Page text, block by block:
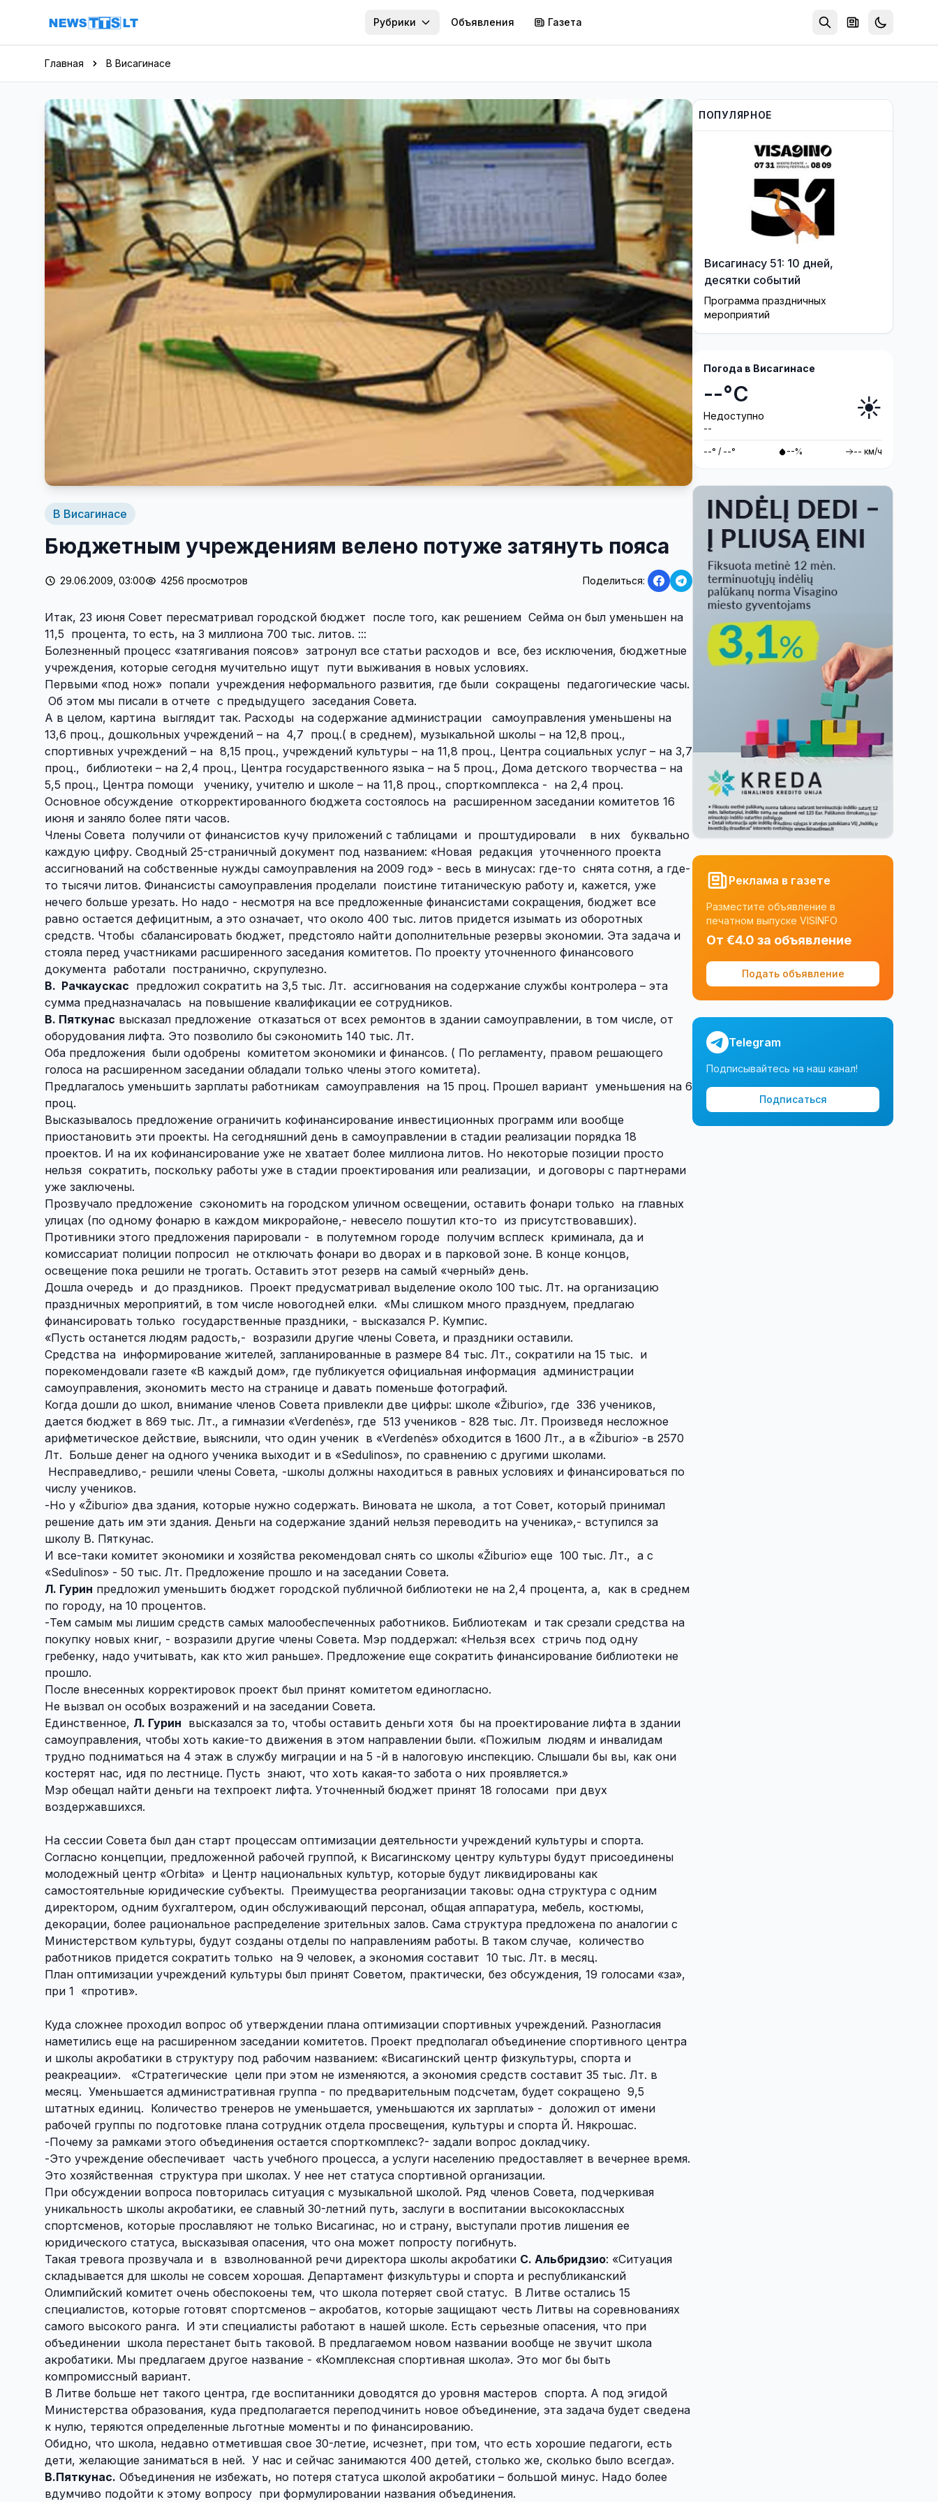
Перейти к содержимому
Рубрики Объявления Газета
Главная В Висагинасе
В Висагинасе
Бюджетным учреждениям велено потуже затянуть пояса
29.06.2009, 03:00 4256 просмотров Поделиться:
Итак, 23 июня Совет пересматривал городской бюджет после того, как решением Сейма он был уменьшен на
11,5 процента, то есть, на 3 миллиона 700 тыс. литов. :::
Болезненный процесс «затягивания поясов» затронул все статьи расходов и все, без исключения, бюджетные
учреждения, которые сегодня мучительно ищут пути выживания в новых условиях.
Первыми «под нож» попали учреждения неформального развития, где были сокращены педагогические часы.
Об этом мы писали в отчете с предыдущего заседания Совета.
А в целом, картина выглядит так. Расходы на содержание администрации
самоуправления уменьшены на
13,6 проц., дошкольных учреждений – на 4,7 проц.( в среднем), музыкальной школы – на 12,8 проц.,
спортивных учреждений – на 8,15 проц., учреждений культуры – на 11,8 проц., Центра социальных услуг – на 3,7
проц., библиотеки – на 2,4 проц., Центра государственного языка – на 5 проц., Дома детского творчества – на
5,5 проц., Центра помощи
ученику, учителю и школе – на 11,8 проц., спорткомплекса - на 2,4 проц.
Основное обсуждение откорректированного бюджета состоялось на расширенном заседании комитетов 16
июня и заняло более пяти часов.
Члены Совета получили от финансистов кучу приложений с таблицами и проштудировали в них
буквально
каждую цифру. Cводный 25-страничный документ под названием: «Новая редакция уточненного проекта
ассигнований на собственные нужды самоуправления на 2009 год» - весь в минусах: где-то снята сотня, а где-
то тысячи литов. Финансисты самоуправления проделали поистине титаническую работу и, кажется, уже
нечего больше урезать. Но надо - несмотря на все предложенные финансистами сокращения, бюджет все
равно остается дефицитным, а это означает, что около 400 тыс. литов придется изымать из оборотных
средств. Чтобы сбалансировать бюджет, предстояло найти дополнительные резервы экономии. Эта задача и
стояла перед участниками расширенного заседания комитетов. По проекту уточненного финансового
документа работали постранично, скрупулезно.
В. Рачкаускас предложил сократить на 3,5 тыс. Лт. ассигнования на содержание службы контролера – эта
сумма предназначалась на повышение квалификации ее сотрудников.
В. Пяткунас высказал предложение отказаться от всех ремонтов в здании самоуправлении, в том числе, от
оборудования лифта. Это позволило бы сэкономить 140 тыс. Лт.
Оба предложения были одобрены комитетом экономики и финансов. ( По регламенту, правом решающего
голоса на расширенном заседании обладали только члены этого комитета).
Предлагалось уменьшить зарплаты работникам самоуправления на 15 проц. Прошел вариант уменьшения на 6
проц.
Высказывалось предложение ограничить кофинансирование инвестиционных программ или вообще
приостановить эти проекты. На сегодняшний день в самоуправлении в стадии реализации порядка 18
проектов. И на их кофинансирование уже не хватает более миллиона литов. Но некоторые позиции просто
нельзя сократить, поскольку работы уже в стадии проектирования или реализации, и договоры с партнерами
уже заключены.
Прозвучало предложение сэкономить на городском уличном освещении, оставить фонари только на главных
улицах (по одному фонарю в каждом микрорайоне,- невесело пошутил кто-то из присутствовавших).
Противники этого предложения парировали - в полутемном городе получим всплеск криминала, да и
комиссариат полиции попросил не отключать фонари во дворах и в парковой зоне. В конце концов,
освещение пока решили не трогать. Оставить этот резерв на самый «черный» день.
Дошла очередь и до праздников. Проект предусматривал выделение около 100 тыс. Лт. на организацию
праздничных мероприятий, в том числе новогодней елки. «Мы слишком много празднуем, предлагаю
финансировать только государственные праздники, - высказался Р. Кумпис.
«Пусть останется людям радость,- возразили другие члены Совета, и праздники оставили.
Средства на информирование жителей, запланированные в размере 84 тыс. Лт., сократили на 15 тыс. и
порекомендовали газете «В каждый дом», где публикуется официальная информация администрации
самоуправления, экономить место на странице и давать поменьше фотографий.
Когда дошли до школ, внимание членов Совета привлекли две цифры: школе «Žiburio», где 336 учеников,
дается бюджет в 869 тыс. Лт., а гимназии «Verdenės», где 513 учеников - 828 тыс. Лт. Произведя несложное
арифметическое действие, выяснили, что один ученик в «Verdenės» обходится в 1600 Лт., а в «Žiburio» -в 2570
Лт. Больше денег на одного ученика выходит и в «Sedulinos», по сравнению с другими школами.
Несправедливо,- решили члены Совета, -школы должны находиться в равных условиях и финансироваться по
числу учеников.
-Но у «Žiburio» два здания, которые нужно содержать. Виновата не школа, а тот Совет, который принимал
решение дать им эти здания. Деньги на содержание зданий нельзя переводить на ученика»,- вступился за
школу В. Пяткунас.
И все-таки комитет экономики и хозяйства рекомендовал снять со школы «Žiburio» еще 100 тыс. Лт., а с
«Sedulinos» - 50 тыс. Лт. Предложение прошло и на заседании Совета.
Л. Гурин предложил уменьшить бюджет городской публичной библиотеки не на 2,4 процента, а, как в среднем
по городу, на 10 процентов.
-Тем самым мы лишим средств самых малообеспеченных работников. Библиотекам и так срезали средства на
покупку новых книг, - возразили другие члены Совета. Мэр поддержал: «Нельзя всех стричь под одну
гребенку, надо учитывать, как кто жил раньше». Предложение еще сократить финансирование библиотеки не
прошло.
После внесенных корректировок проект был принят комитетом единогласно.
Не вызвал он особых возражений и на заседании Совета.
Единственное, Л. Гурин высказался за то, чтобы оставить деньги хотя бы на проектирование лифта в здании
самоуправления, чтобы хоть какие-то движения в этом направлении были. «Пожилым людям и инвалидам
трудно подниматься на 4 этаж в службу миграции и на 5 -й в налоговую инспекцию. Слышали бы вы, как они
костерят нас, идя по лестнице. Пусть знают, что хоть какая-то забота о них проявляется.»
Мэр обещал найти деньги на техпроект лифта. Уточненный бюджет принят 18 голосами при двух
воздержавшихся.
На сессии Совета был дан старт процессам оптимизации деятельности учреждений культуры и спорта.
Согласно концепции, предложенной рабочей группой, к Висагинскому центру культуры будут присоединены
молодежный центр «Orbita» и Центр национальных культур, которые будут ликвидированы как
самостоятельные юридические субъекты. Преимущества реорганизации таковы: одна структура с одним
директором, одним бухгалтером, один обслуживающий персонал, общая аппаратура, мебель, костюмы,
декорации, более рациональное распределение зрительных залов. Сама структура предложена по аналогии с
Министерством культуры, будут созданы отделы по направлениям работы. В таком случае, количество
работников придется сократить только на 9 человек, а экономия составит 10 тыс. Лт. в месяц.
План оптимизации учреждений культуры был принят Советом, практически, без обсуждения, 19 голосами «за»,
при 1 «против».
Куда сложнее проходил вопрос об утверждении плана оптимизации спортивных учреждений. Разногласия
наметились еще на расширенном заседании комитетов. Проект предполагал объединение спортивного центра
и школы акробатики в структуру под рабочим названием: «Висагинский центр физкультуры, спорта и
реакреации».
«Стратегические цели при этом не изменяются, а экономия средств составит 35 тыс. Лт. в
месяц. Уменьшается административная группа - по предварительным подсчетам, будет сокращено 9,5
штатных единиц. Количество тренеров не уменьшается, уменьшаются их зарплаты» - доложил от имени
рабочей группы по подготовке плана сотрудник отдела просвещения, культуры и спорта Й. Някрошас.
-Почему за рамками этого объединения остается спорткомплекс?- задали вопрос докладчику.
-Это учреждение обеспечивает часть учебного процесса, а услуги населению предоставляет в вечернее время.
Это хозяйственная структура при школах. У нее нет статуса спортивной организации.
При обсуждении вопроса повторилась ситуация с музыкальной школой. Ряд членов Совета, подчеркивая
уникальность школы акробатики, ее славный 30-летний путь, заслуги в воспитании высококлассных
спортсменов, которые прославляют не только Висагинас, но и страну, выступали против лишения ее
юридического статуса, высказывая опасения, что она может попросту погибнуть.
Такая тревога прозвучала и в взволнованной речи директора школы акробатики С. Альбридзио: «Ситуация
складывается для школы не совсем хорошая. Департамент физкультуры и спорта и республиканский
Олимпийский комитет очень обеспокоены тем, что школа потеряет свой статус. В Литве остались 15
специалистов, которые готовят спортсменов – акробатов, которые защищают честь Литвы на соревнованиях
самого высокого ранга. И эти специалисты работают в нашей школе. Есть серьезные опасения, что при
объединении школа перестанет быть таковой. В предлагаемом новом названии вообще не звучит школа
акробатики. Мы предлагаем другое название - «Комплексная спортивная школа». Это мог бы быть
компромиссный вариант.
В Литве больше нет такого центра, где воспитанники доводятся до уровня мастеров спорта. А под эгидой
Министерства образования, куда предполагается переподчинить новое объединение, эта задача будет сведена
к нулю, теряются определенные льготные моменты и по финансированию.
Обидно, что школа, недавно отметившая свое 30-летие, исчезнет, при том, что есть хорошие педагоги, есть
дети, желающие заниматься в ней. У нас и сейчас занимаются 400 детей, столько же, сколько было всегда».
В.Пяткунас. Объединения не избежать, но потеря статуса школой акробатики – большой минус. Надо более
вдумчиво подойти к этому вопросу при формулировании названия объединения.
ПОПУЛЯРНОЕ
Висагинасу 51: 10 дней,
десятки событий
Программа праздничных
мероприятий
Погода в Висагинасе
--°C
Недоступно
--
☀️
--° / --° --% -- км/ч
Реклама в газете
Разместите объявление в
печатном выпуске VISINFO
От €4.0 за объявление
Подать объявление
Telegram
Подписывайтесь на наш канал!
Подписаться